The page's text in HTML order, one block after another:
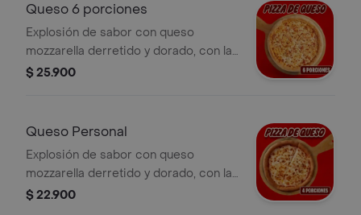
Queso 6 porciones
Explosión de sabor con queso
mozzarella derretido y dorado, con la
salsa pizza de Papa Johns con su
Pepperoncini.
$ 25.900
Queso Personal
Explosión de sabor con queso
mozzarella derretido y dorado, con la
salsa pizza de Papa Johns con su
$ 22.900